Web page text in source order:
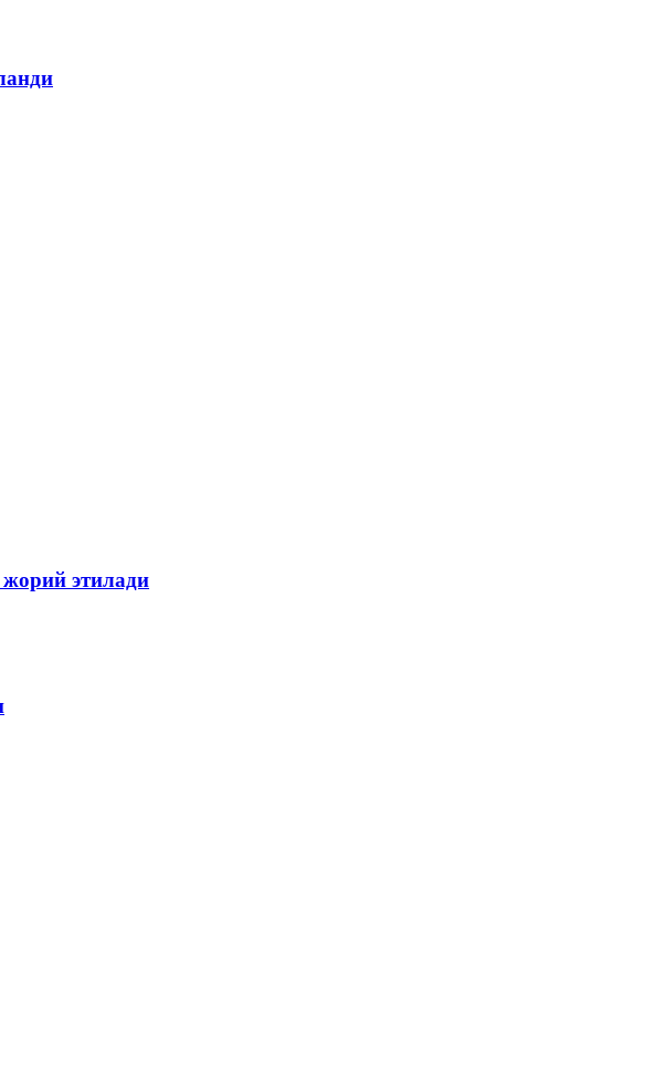
этилади